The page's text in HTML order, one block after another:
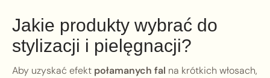
Jakie produkty wybrać do
stylizacji i pielęgnacji?
Aby uzyskać efekt połamanych fal na krótkich włosach,